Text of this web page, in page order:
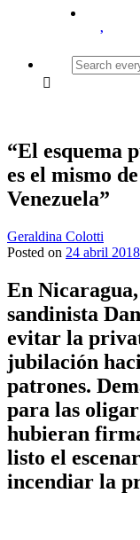
Search
everything...
“El esquema
es el mismo
Venezuela”
Geraldina Colotti
Posted on 24 abril 2018
En
sandinista
evitar la
jubilación
patrones.
para las
hubieran
listo el
incendiar la